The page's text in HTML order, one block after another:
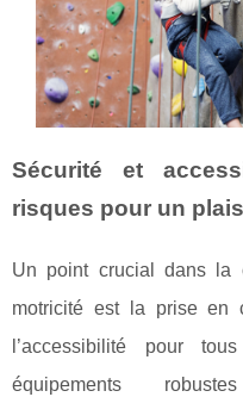
Sécurité et
risques pour un
Un point crucial dans la
motricité est la prise en
l’accessibilité pour
équipements